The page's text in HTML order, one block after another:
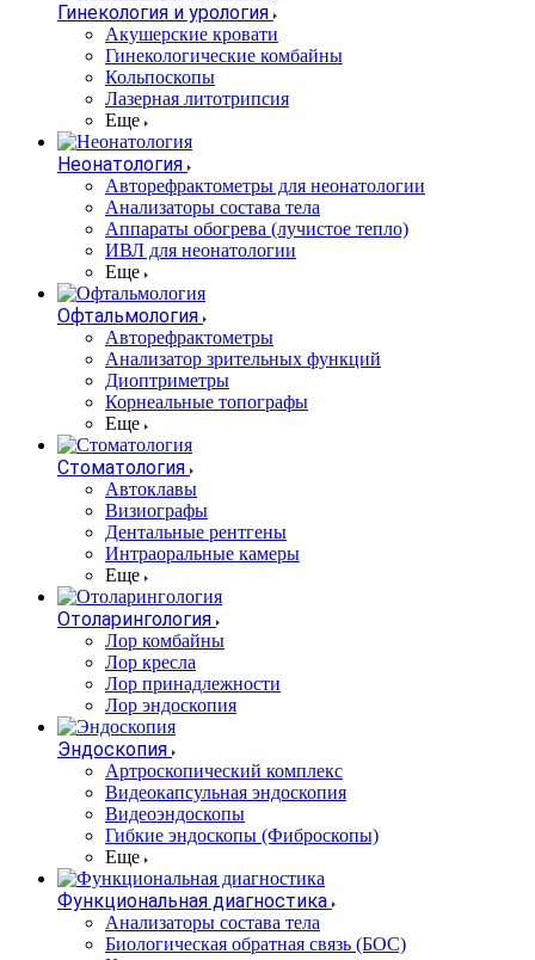
Гинекология и урология
Акушерские кровати
Гинекологические комбайны
Кольпоскопы
Лазерная литотрипсия
Еще
Неонатология
Авторефрактометры для неонатологии
Анализаторы состава тела
Аппараты обогрева (лучистое тепло)
ИВЛ для неонатологии
Еще
Офтальмология
Авторефрактометры
Анализатор зрительных функций
Диоптриметры
Корнеальные топографы
Еще
Стоматология
Автоклавы
Визиографы
Дентальные рентгены
Интраоральные камеры
Еще
Отоларингология
Лор комбайны
Лор кресла
Лор принадлежности
Лор эндоскопия
Эндоскопия
Артроскопический комплекс
Видеокапсульная эндоскопия
Видеоэндоскопы
Гибкие эндоскопы (Фиброcкопы)
Еще
Функциональная диагностика
Анализаторы состава тела
Биологическая обратная связь (БОС)